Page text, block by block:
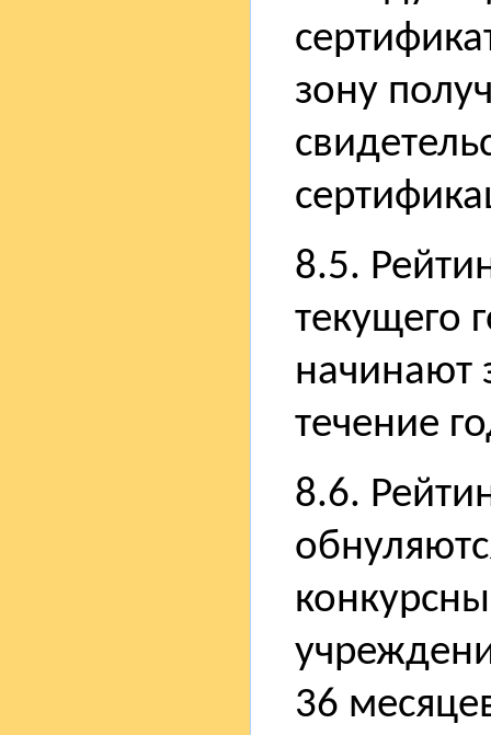
зону
8.5.
текущего
начинают
течение
8.6.
36